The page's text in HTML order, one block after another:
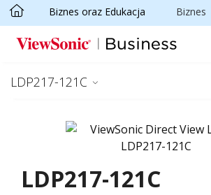
Skip to main content
Biznes oraz Edukacja Biznes
LDP217-121C
LDP217-121C